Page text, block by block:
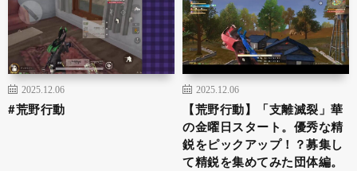
2025.12.06
#荒野行動
2025.12.06
【荒野行動】「支離滅裂」華
の金曜日スタート。優秀な精
鋭をピックアップ！？募集し
て精鋭を集めてみた団体編。